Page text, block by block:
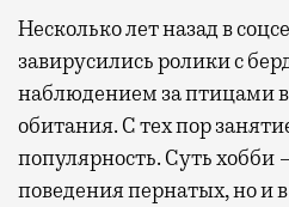
Несколько лет назад в
завирусились ролики с
наблюдением за птицами в
обитания. С тех пор
популярность. Суть хобби
поведения пернатых, но и